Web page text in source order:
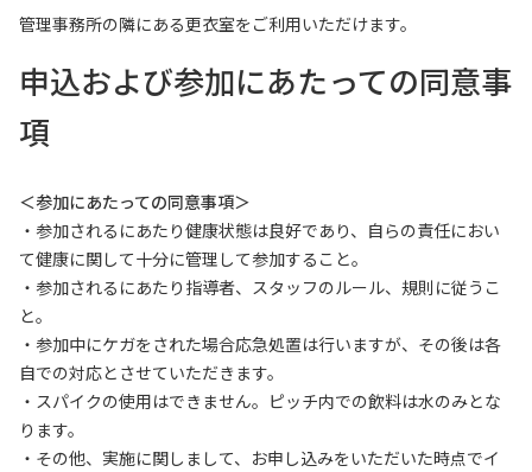
管理事務所の隣にある更衣室をご利用いただけます。
申込および参加にあたっての同意事
項
＜参加にあたっての同意事項＞
・参加されるにあたり健康状態は良好であり、自らの責任におい
て健康に関して十分に管理して参加すること。
・参加されるにあたり指導者、スタッフのルール、規則に従うこ
と。
・参加中にケガをされた場合応急処置は行いますが、その後は各
自での対応とさせていただきます。
・スパイクの使用はできません。ピッチ内での飲料は水のみとな
ります。
・その他、実施に関しまして、お申し込みをいただいた時点でイ